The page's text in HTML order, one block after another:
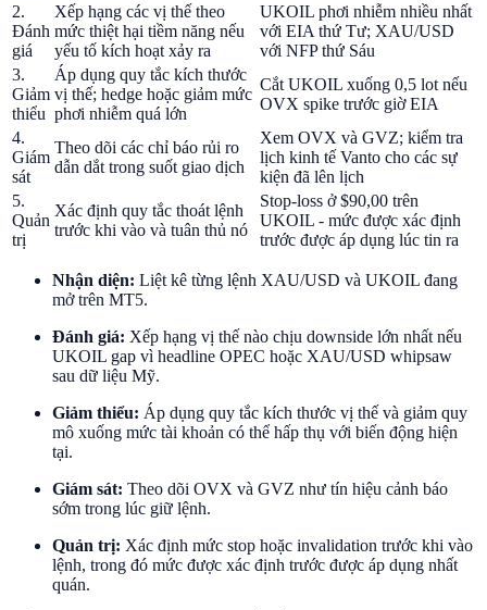
2.
Đánh
giá
Xếp hạng các vị thế theo
mức thiệt hại tiềm năng nếu
yếu tố kích hoạt xảy ra
UKOIL phơi nhiễm nhiều nhất
với EIA thứ Tư; XAU/USD
với NFP thứ Sáu
3.
Giảm
thiểu
Áp dụng quy tắc kích thước
vị thế; hedge hoặc giảm mức
phơi nhiễm quá lớn
Cắt UKOIL xuống 0,5 lot nếu
OVX spike trước giờ EIA
4.
Giám
sát
Theo dõi các chỉ báo rủi ro
dẫn dắt trong suốt giao dịch
Xem OVX và GVZ; kiểm tra
lịch kinh tế Vanto cho các sự
kiện đã lên lịch
5.
Quản
trị
Xác định quy tắc thoát lệnh
trước khi vào và tuân thủ nó
Stop-loss ở $90,00 trên
UKOIL - mức được xác định
trước được áp dụng lúc tin ra
Nhận diện: Liệt kê từng lệnh XAU/USD và UKOIL đang
mở trên MT5.
Đánh giá: Xếp hạng vị thế nào chịu downside lớn nhất nếu
UKOIL gap vì headline OPEC hoặc XAU/USD whipsaw
sau dữ liệu Mỹ.
Giảm thiểu: Áp dụng quy tắc kích thước vị thế và giảm quy
mô xuống mức tài khoản có thể hấp thụ với biến động hiện
tại.
Giám sát: Theo dõi OVX và GVZ như tín hiệu cảnh báo
sớm trong lúc giữ lệnh.
Quản trị: Xác định mức stop hoặc invalidation trước khi vào
lệnh, trong đó mức được xác định trước được áp dụng nhất
quán.